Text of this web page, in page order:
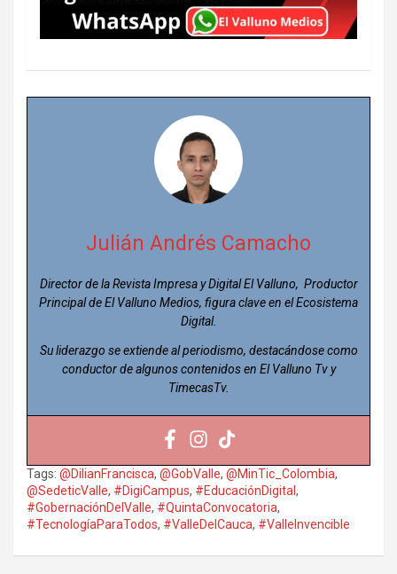
Julián Andrés Camacho
Director de la Revista Impresa y Digital El Valluno, Productor
Principal de El Valluno Medios, figura clave en el Ecosistema
Digital.
Su liderazgo se extiende al periodismo, destacándose como
conductor de algunos contenidos en El Valluno Tv y
TimecasTv.
Tags: @DilianFrancisca, @GobValle, @MinTic_Colombia,
@SedeticValle, #DigiCampus, #EducaciónDigital,
#GobernaciónDelValle, #QuintaConvocatoria,
#TecnologíaParaTodos, #ValleDelCauca, #ValleInvencible